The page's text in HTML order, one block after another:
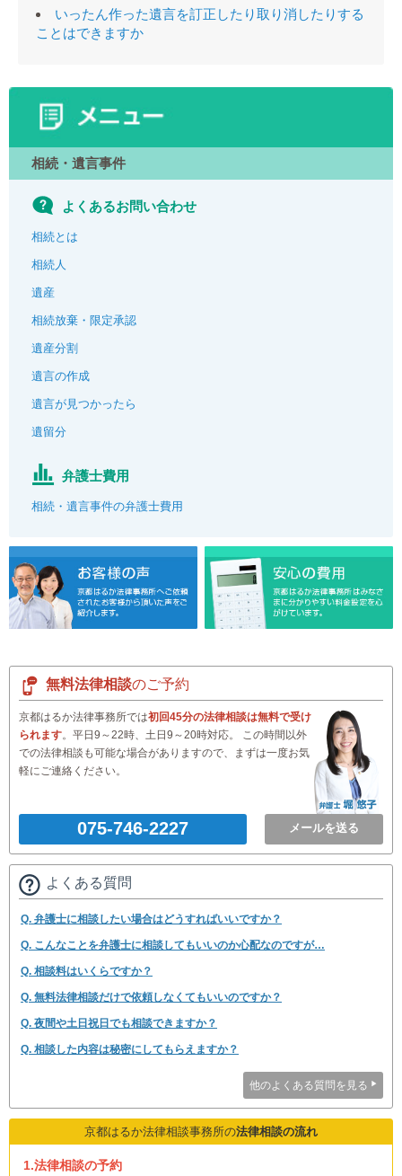
いったん作った遺言を訂正したり取り消したりする
ことはできますか
相続・遺言事件
よくあるお問い合わせ
相続とは
相続人
遺産
相続放棄・限定承認
遺産分割
遺言の作成
遺言が見つかったら
遺留分
弁護士費用
相続・遺言事件の弁護士費用
無料法律相談のご予約
京都はるか法律事務所では初回45分の法律相談は無料で受け
られます。平日9～22時、土日9～20時対応。 この時間以外
での法律相談も可能な場合がありますので、まずは一度お気
軽にご連絡ください。
075-746-2227 メールを送る
よくある質問
Q. 弁護士に相談したい場合はどうすればいいですか？
Q. こんなことを弁護士に相談してもいいのか心配なのですが…
Q. 相談料はいくらですか？
Q. 無料法律相談だけで依頼しなくてもいいのですか？
Q. 夜間や土日祝日でも相談できますか？
Q. 相談した内容は秘密にしてもらえますか？
他のよくある質問を見る
京都はるか法律相談事務所の法律相談の流れ
1.法律相談の予約